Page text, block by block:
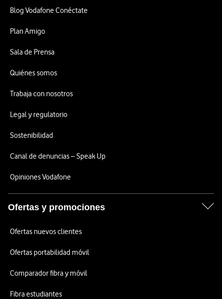
Blog Vodafone Conéctate
Plan Amigo
Sala de Prensa
Quiénes somos
Trabaja con nosotros
Legal y regulatorio
Sostenibilidad
Canal de denuncias – Speak Up
Opiniones Vodafone
Ofertas y promociones
Ofertas nuevos clientes
Ofertas portabilidad móvil
Comparador fibra y móvil
Fibra estudiantes